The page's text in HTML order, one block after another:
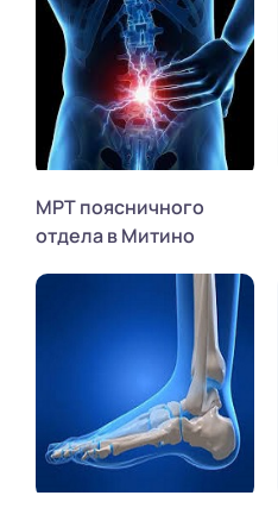
МРТ поясничного
отдела в Митино